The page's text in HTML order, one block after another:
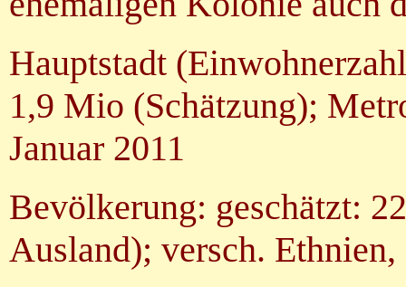
Hauptstadt
1,9 Mio (Schätzung);
Januar 2011
Bevölkerung: geschätzt:
Ausland); versch.